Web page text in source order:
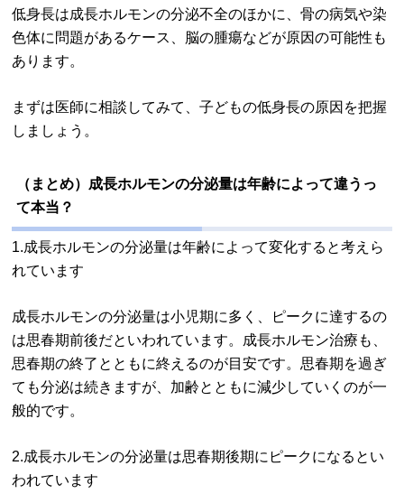
低身長は成長ホルモンの分泌不全のほかに、骨の病気や染
色体に問題があるケース、脳の腫瘍などが原因の可能性も
あります。
まずは医師に相談してみて、子どもの低身長の原因を把握
しましょう。
（まとめ）成長ホルモンの分泌量は年齢によって違うっ
て本当？
1.成長ホルモンの分泌量は年齢によって変化すると考えら
れています
成長ホルモンの分泌量は小児期に多く、ピークに達するの
は思春期前後だといわれています。成長ホルモン治療も、
思春期の終了とともに終えるのが目安です。思春期を過ぎ
ても分泌は続きますが、加齢とともに減少していくのが一
般的です。
2.成長ホルモンの分泌量は思春期後期にピークになるとい
われています